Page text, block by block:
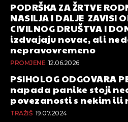
PODRŠKA ZA ŽRTVE
NASILJA I DALJE ZAVISI
CIVILNOG DRUŠTVA I
izdvajaju novac, ali
nepravovremeno
PROMJENE 12.06.2026
PSIHOLOG ODGOVARA
napada panike stoji
povezanosti s nekim ili
TRAŽIŠ 19.07.2024